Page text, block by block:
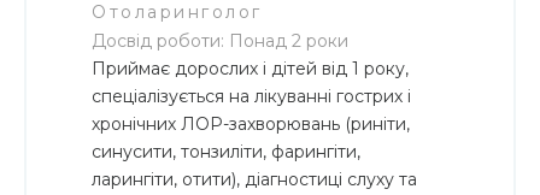
Отоларинголог
Досвід роботи: Понад 2 роки
Приймає дорослих і дітей від 1 року,
спеціалізується на лікуванні гострих і
хронічних ЛОР-захворювань (риніти,
синусити, тонзиліти, фарингіти,
ларингіти, отити), діагностиці слуху та